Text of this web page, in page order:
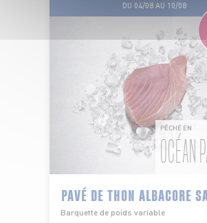
DU 04/08 AU 10/08
PÊCHÉ EN
OCÉAN
PAVÉ DE THON ALBACORE
Barquette de poids variable